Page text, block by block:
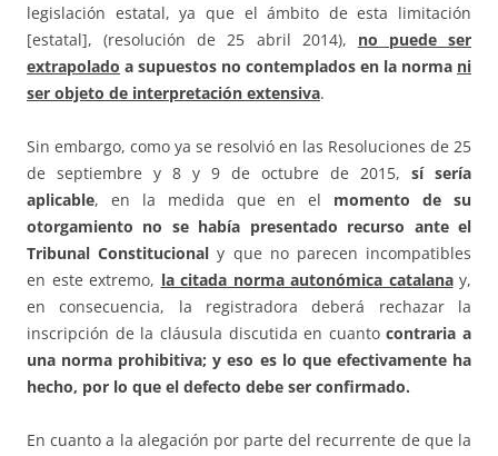
legislación estatal, ya que el ámbito de esta limitación
[estatal], (resolución de 25 abril 2014), no puede ser
extrapolado a supuestos no contemplados en la norma ni
ser objeto de interpretación extensiva.
Sin embargo, como ya se resolvió en las Resoluciones de 25
de septiembre y 8 y 9 de octubre de 2015, sí sería
aplicable, en la medida que en el momento de su
otorgamiento no se había presentado recurso ante el
Tribunal Constitucional y que no parecen incompatibles
en este extremo, la citada norma autonómica catalanay,
en consecuencia, la registradora deberá rechazar la
inscripción de la cláusula discutida en cuantocontraria a
una norma prohibitiva; y eso es lo que efectivamente ha
hecho, por lo que el defecto debe ser confirmado.
En cuanto a la alegación por parte del recurrente de que la